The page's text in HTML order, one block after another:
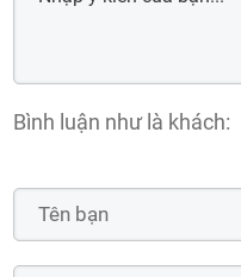
Bình luận như là khách: